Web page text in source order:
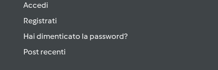
Accedi
Registrati
Hai dimenticato la password?
Post recenti